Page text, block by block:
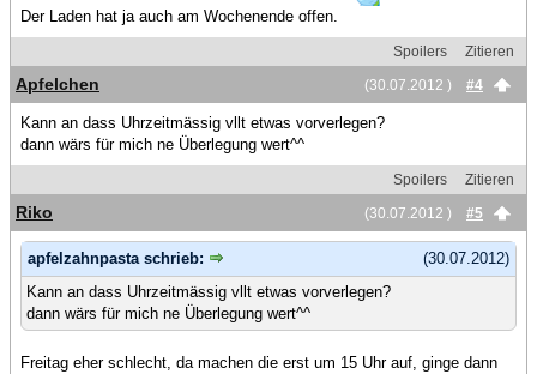
Der Laden hat ja auch am Wochenende offen.
Spoilers
Zitieren
(30.07.2012 )
#4
Apfelchen
Kann an dass Uhrzeitmässig vllt etwas vorverlegen?
dann wärs für mich ne Überlegung wert^^
Spoilers
Zitieren
(30.07.2012 )
#5
Riko
(30.07.2012)
apfelzahnpasta schrieb:
Kann an dass Uhrzeitmässig vllt etwas vorverlegen?
dann wärs für mich ne Überlegung wert^^
Freitag eher schlecht, da machen die erst um 15 Uhr auf, ginge dann